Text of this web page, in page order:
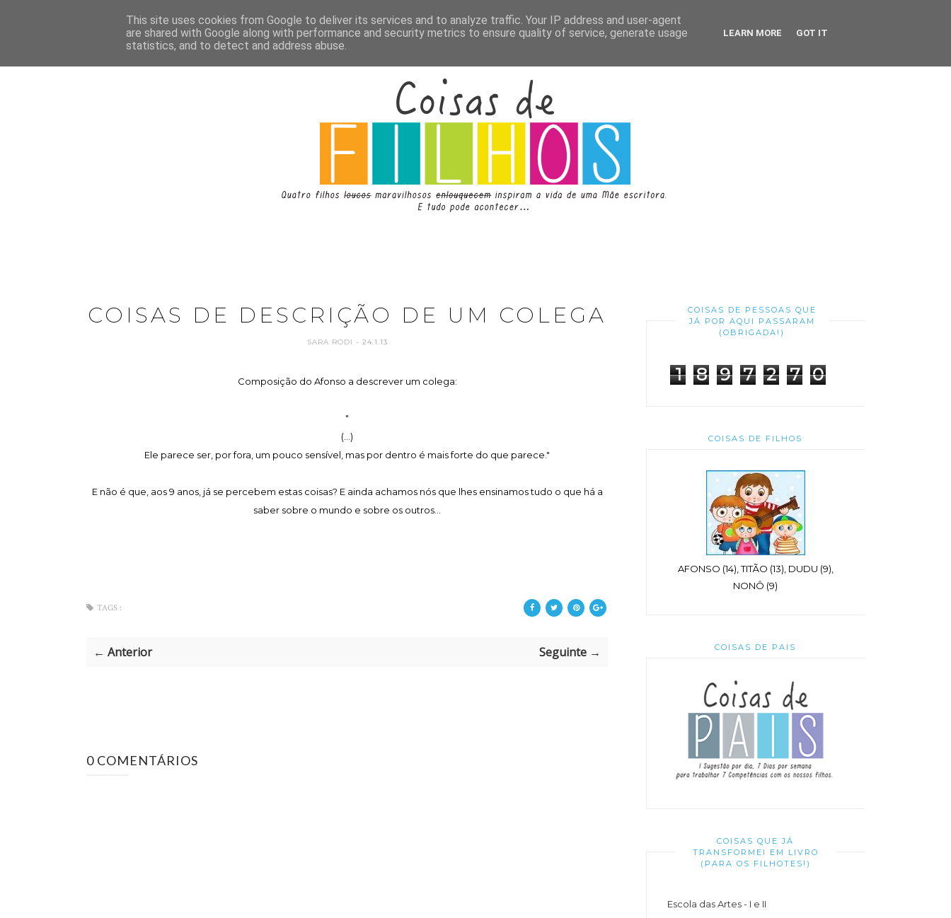
COISAS DE DESCRIÇÃO DE UM COLEGA
SARA RODI - 24.1.13
Composição do Afonso a descrever um colega:
"
(...)
Ele parece ser, por fora, um pouco sensível, mas por dentro é mais forte do que parece."
E não é que, aos 9 anos, já se percebem estas coisas? E ainda achamos nós que lhes ensinamos tudo o que há a
saber sobre o mundo e sobre os outros...
TAGS :
← Anterior Seguinte →
0 COMENTÁRIOS
COISAS DE PESSOAS QUE
JÁ POR AQUI PASSARAM
(OBRIGADA!)
1 8 9 7 2 7 0
COISAS DE FILHOS
AFONSO (14), TITÃO (13), DUDU (9),
NONÔ (9)
COISAS DE PAIS
COISAS QUE JÁ
TRANSFORMEI EM LIVRO
(PARA OS FILHOTES!)
Escola das Artes - I e II
This site uses cookies from Google to deliver its services and to analyze traffic. Your IP address and user-agent
are shared with Google along with performance and security metrics to ensure quality of service, generate usage
statistics, and to detect and address abuse.
LEARN MORE GOT IT